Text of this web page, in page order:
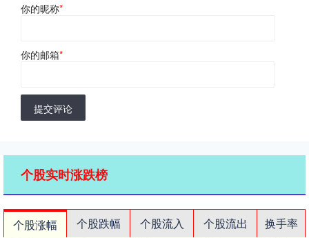
你的昵称*
你的邮箱*
提交评论
个股实时涨跌榜
个股涨幅 个股跌幅 个股流入 个股流出
换手率